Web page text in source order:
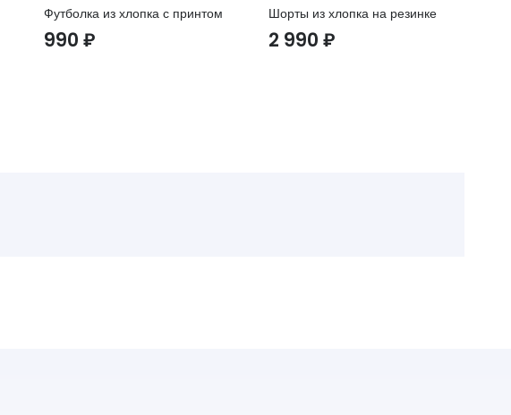
Футболка из хлопка с принтом
990 ₽
Шорты из хлопка на резинке
2 990 ₽